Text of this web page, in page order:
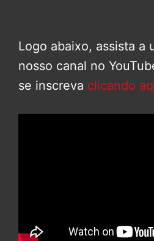
Logo abaixo, assista a
nosso canal no
se inscreva clicando